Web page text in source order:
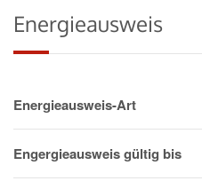
Energieausweis
Energieausweis-Art
Engergieausweis gültig bis